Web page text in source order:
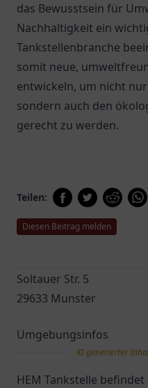
das Bewusstsein für
Nachhaltigkeit ein
Tankstellenbranche
somit neue,
entwickeln, um nicht
sondern auch den
gerecht zu werden.
Teilen:
Diesen Beitrag melden
Soltauer Str. 5
29633 Munster
Umgebungsinfos
KI generierter
HEM Tankstelle